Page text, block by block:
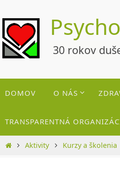
to
content
30 rokov
toDOMOV O NÁS
TRANSPARENTNÁ
HomeAktivity Kurzy a školenia